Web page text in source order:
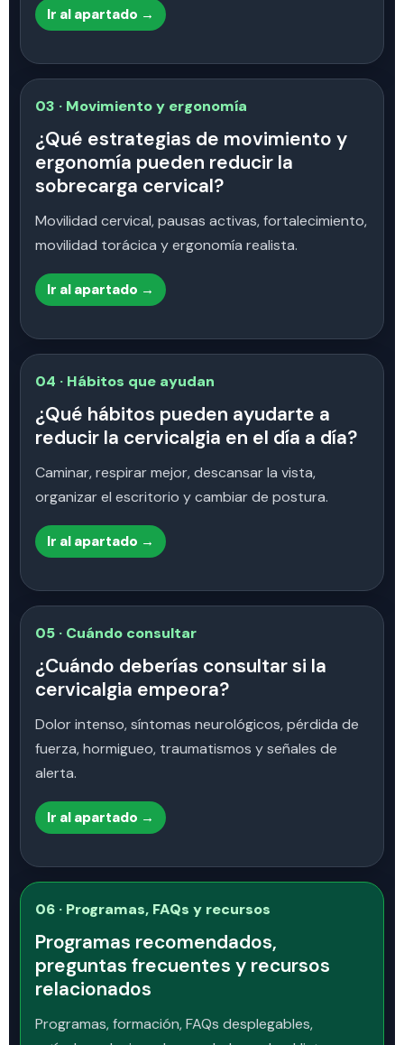
Ir al apartado →
03 · Movimiento y ergonomía
¿Qué estrategias de movimiento y
ergonomía pueden reducir la
sobrecarga cervical?
Movilidad cervical, pausas activas, fortalecimiento,
movilidad torácica y ergonomía realista.
Ir al apartado →
04 · Hábitos que ayudan
¿Qué hábitos pueden ayudarte a
reducir la cervicalgia en el día a día?
Caminar, respirar mejor, descansar la vista,
organizar el escritorio y cambiar de postura.
Ir al apartado →
05 · Cuándo consultar
¿Cuándo deberías consultar si la
cervicalgia empeora?
Dolor intenso, síntomas neurológicos, pérdida de
fuerza, hormigueo, traumatismos y señales de
alerta.
Ir al apartado →
06 · Programas, FAQs y recursos
Programas recomendados,
preguntas frecuentes y recursos
relacionados
Programas, formación, FAQs desplegables,